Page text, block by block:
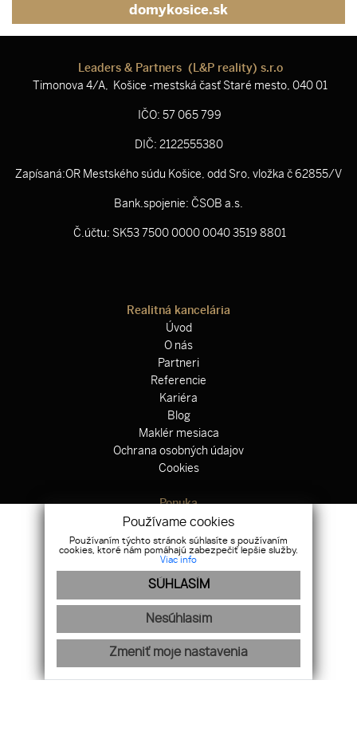
Používame cookies
Používaním týchto stránok súhlasíte s používaním
cookies, ktoré nám pomáhajú zabezpečiť lepšie služby.
Viac info
SÚHLASÍM
Nesúhlasím
Zmeniť moje nastavenia
domykosice.sk
Leaders & Partners (L&P reality) s.r.o
Timonova 4/A, Košice -mestská časť Staré mesto, 040 01
IČO: 57 065 799
DIČ: 2122555380
Zapísaná:OR Mestského súdu Košice, odd Sro, vložka č 62855/V
Bank.spojenie: ČSOB a.s.
Č.účtu: SK53 7500 0000 0040 3519 8801
Realitná kancelária
Úvod
O nás
Partneri
Referencie
Kariéra
Blog
Maklér mesiaca
Ochrana osobných údajov
Cookies
Ponuka
Hypotekárne centrum
Odkup nehnuteľnosti
Zahraničné nehnuteľnosti
Výstavba domov
Právne centrum
Poistenie
Nájdete nás na sociálnych sieťach